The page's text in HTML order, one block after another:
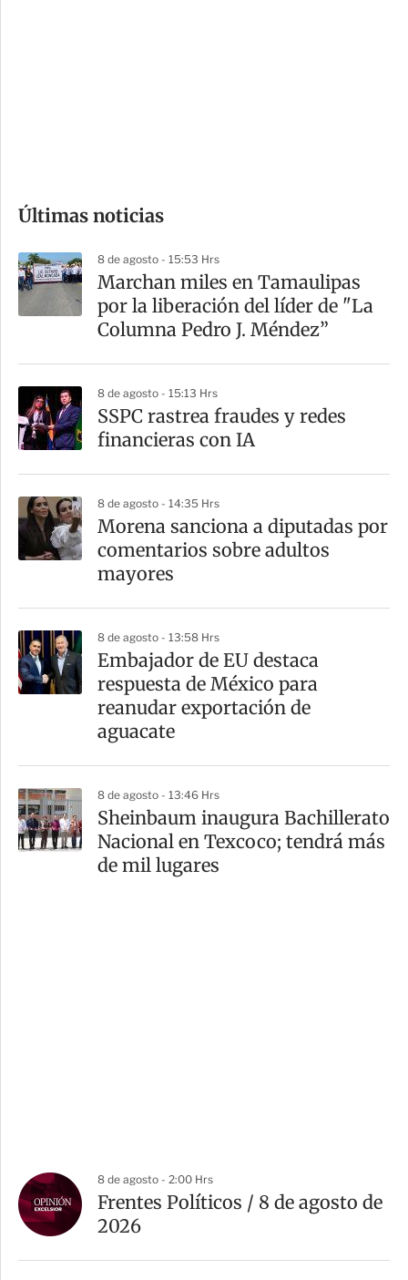
m
a
t
Últimas noticias
8 de agosto - 15:53 Hrs
Marchan miles en Tamaulipas
por la liberación del líder de "La
Columna Pedro J. Méndez”
8 de agosto - 15:13 Hrs
SSPC rastrea fraudes y redes
financieras con IA
8 de agosto - 14:35 Hrs
Morena sanciona a diputadas por
comentarios sobre adultos
mayores
8 de agosto - 13:58 Hrs
Embajador de EU destaca
respuesta de México para
reanudar exportación de
aguacate
8 de agosto - 13:46 Hrs
Sheinbaum inaugura Bachillerato
Nacional en Texcoco; tendrá más
de mil lugares
8 de agosto - 2:00 Hrs
Frentes Políticos / 8 de agosto de
2026